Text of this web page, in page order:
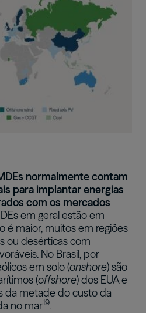
normalmente contam
para implantar energias
com os mercados
em geral estão em
é maior, muitos em regiões
ou desérticas com
No Brasil, por
em solo (onshore) são
(offshore) dos EUA e
da metade do custo da
no mar19